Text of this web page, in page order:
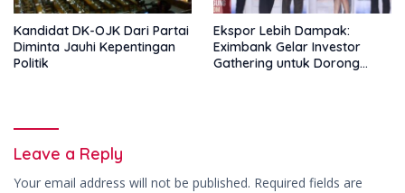
Kandidat DK-OJK Dari Partai
Diminta Jauhi Kepentingan
Politik
Ekspor Lebih Dampak:
Eximbank Gelar Investor
Gathering untuk Dorong
Leave a Reply
Your email address will not be published. Required fields are